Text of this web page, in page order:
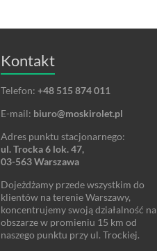
Kontakt
Telefon: +48 515 874 011
E-mail: biuro@moskirolet.pl
Adres punktu stacjonarnego:
ul. Trocka 6 lok. 47,
03-563 Warszawa
Dojeżdżamy przede wszystkim do
klientów na terenie Warszawy,
koncentrujemy swoją działalność na
obszarze w promieniu 15 km od
naszego punktu przy ul. Trockiej.